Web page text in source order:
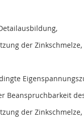
der Zinkschmelze,
Beanspruchbarkeit
der Zinkschmelze,